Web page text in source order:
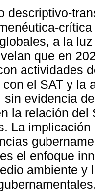
descriptivo-
a la
que en
actividades
el SAT y la
sin evidencia
la relación del
La
el enfoque
ambiente y